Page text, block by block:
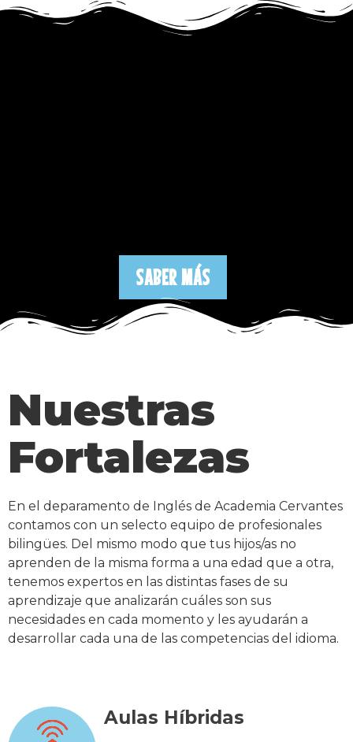
SABER MÁS
Nuestras
Fortalezas
En el deparamento de Inglés de Academia Cervantes
contamos con un selecto equipo de profesionales
bilingües. Del mismo modo que tus hijos/as no
aprenden de la misma forma a una edad que a otra,
tenemos expertos en las distintas fases de su
aprendizaje que analizarán cuáles son sus
necesidades en cada momento y les ayudarán a
desarrollar cada una de las competencias del idioma.
Aulas Híbridas